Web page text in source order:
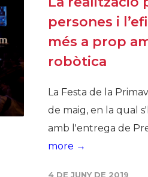
persones i
més a prop
robòtica
La Festa de la
de maig, en la qual
amb l'entrega de
more →
4 DE JUNY DE 2019